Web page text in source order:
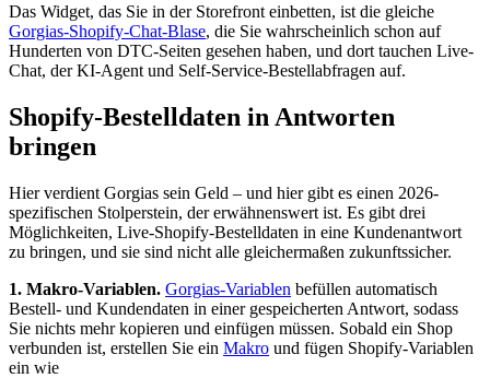
Das Widget, das Sie in der Storefront einbetten, ist die gleiche
Gorgias-Shopify-Chat-Blase, die Sie wahrscheinlich schon auf
Hunderten von DTC-Seiten gesehen haben, und dort tauchen Live-
Chat, der KI-Agent und Self-Service-Bestellabfragen auf.
Shopify-Bestelldaten in Antworten
bringen
Hier verdient Gorgias sein Geld – und hier gibt es einen 2026-
spezifischen Stolperstein, der erwähnenswert ist. Es gibt drei
Möglichkeiten, Live-Shopify-Bestelldaten in eine Kundenantwort
zu bringen, und sie sind nicht alle gleichermaßen zukunftssicher.
1. Makro-Variablen. Gorgias-Variablen befüllen automatisch
Bestell- und Kundendaten in einer gespeicherten Antwort, sodass
Sie nichts mehr kopieren und einfügen müssen. Sobald ein Shop
verbunden ist, erstellen Sie ein Makro und fügen Shopify-Variablen
ein wie